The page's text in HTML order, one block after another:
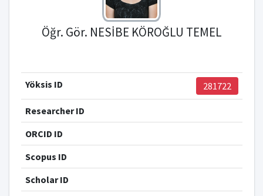
Öğr. Gör. NESİBE KÖROĞLU TEMEL
Yöksis ID 281722
Researcher ID
ORCID ID
Scopus ID
Scholar ID